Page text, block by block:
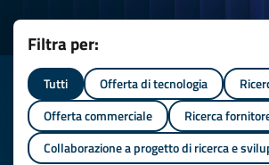
Filtra per:
Tutti Offerta di tecnologia
Offerta commerciale
Ricerca
Collaborazione a progetto di ricerca e